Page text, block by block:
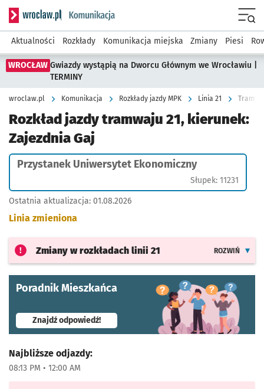
Serwis informacyjny wroclaw.pl podserwis: Komunikacja
Aktualności Rozkłady Komunikacja miejska Zmiany Piesi
WROCŁAW Gwiazdy wystąpią na Dworcu Głównym we Wrocławiu |
TERMINY
wroclaw.pl Komunikacja Rozkłady jazdy MPK Linia 21
Rozkład jazdy tramwaju 21, kierunek:
Zajezdnia Gaj
Przystanek Uniwersytet Ekonomiczny
Słupek: 11231
Ostatnia aktualizacja: 01.08.2026
Linia zmieniona
Zmiany w rozkładach linii 21 ROZWIŃ
Poradnik Mieszkańca
Znajdź odpowiedź!- otworzy się w nowej karcie
Najbliższe odjazdy:
08:13 PM • 12:00 AM